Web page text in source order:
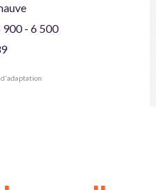
900 - 6 500
d'adaptation